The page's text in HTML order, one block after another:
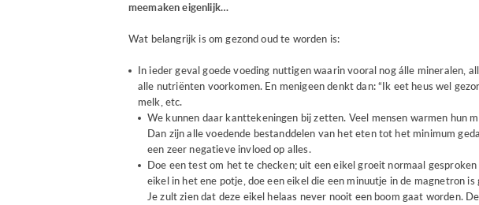
meemaken eigenlijk…
Wat belangrijk is om gezond oud te worden is:
In ieder geval goede voeding nuttigen waarin vooral nog álle mineralen,
alle nutriënten voorkomen. En menigeen denkt dan: “Ik eet heus wel
melk, etc.
We kunnen daar kanttekeningen bij zetten. Veel mensen warmen hun
Dan zijn alle voedende bestanddelen van het eten tot het minimum
een zeer negatieve invloed op alles.
Doe een test om het te checken; uit een eikel groeit normaal
eikel in het ene potje, doe een eikel die een minuutje in de magnetron
Je zult zien dat deze eikel helaas never nooit een boom gaat worden.